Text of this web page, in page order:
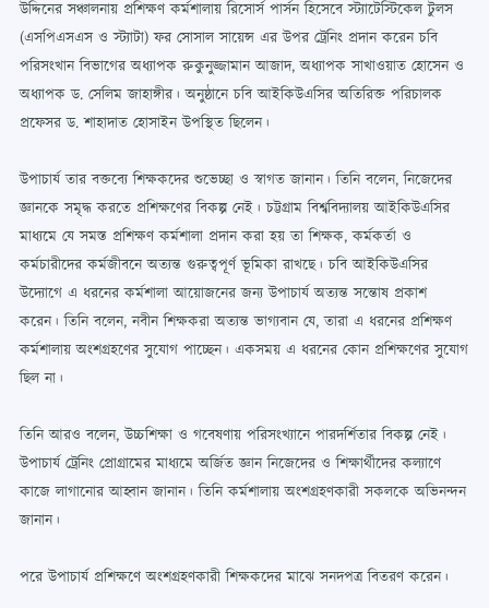
উদ্দিনের সঞ্চালনায় প্রশিক্ষণ কর্মশালায় রিসোর্স পার্সন হিসেবে স্ট্যাটেস্টিকেল টুলস
(এসপিএসএস ও স্ট্যাটা) ফর সোসাল সায়েন্স এর উপর ট্রেনিং প্রদান করেন চবি
পরিসংখান বিভাগের অধ্যাপক রুকুনুজ্জামান আজাদ, অধ্যাপক সাখাওয়াত হোসেন ও
অধ্যাপক ড. সেলিম জাহাঙ্গীর। অনুষ্ঠানে চবি আইকিউএসির অতিরিক্ত পরিচালক
প্রফেসর ড. শাহাদাত হোসাইন উপস্থিত ছিলেন।
উপাচার্য তার বক্তব্যে শিক্ষকদের শুভেচ্ছা ও স্বাগত জানান। তিনি বলেন, নিজেদের
জ্ঞানকে সমৃদ্ধ করতে প্রশিক্ষণের বিকল্প নেই। চট্টগ্রাম বিশ্ববিদ্যালয় আইকিউএসির
মাধ্যমে যে সমস্ত প্রশিক্ষণ কর্মশালা প্রদান করা হয় তা শিক্ষক, কর্মকর্তা ও
কর্মচারীদের কর্মজীবনে অত্যন্ত গুরুত্বপূর্ণ ভূমিকা রাখছে। চবি আইকিউএসির
উদ্যোগে এ ধরনের কর্মশালা আয়োজনের জন্য উপাচার্য অত্যন্ত সন্তোষ প্রকাশ
করেন। তিনি বলেন, নবীন শিক্ষকরা অত্যন্ত ভাগ্যবান যে, তারা এ ধরনের প্রশিক্ষণ
কর্মশালায় অংশগ্রহণের সুযোগ পাচ্ছেন। একসময় এ ধরনের কোন প্রশিক্ষণের সুযোগ
ছিল না।
তিনি আরও বলেন, উচ্চশিক্ষা ও গবেষণায় পরিসংখ্যানে পারদর্শিতার বিকল্প নেই।
উপাচার্য ট্রেনিং প্রোগ্রামের মাধ্যমে অর্জিত জ্ঞান নিজেদের ও শিক্ষার্থীদের কল্যাণে
কাজে লাগানোর আহ্বান জানান। তিনি কর্মশালায় অংশগ্রহণকারী সকলকে অভিনন্দন
জানান।
পরে উপাচার্য প্রশিক্ষণে অংশগ্রহণকারী শিক্ষকদের মাঝে সনদপত্র বিতরণ করেন।